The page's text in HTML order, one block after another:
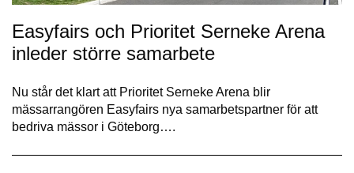
Easyfairs och Prioritet Serneke Arena
inleder större samarbete
Nu står det klart att Prioritet Serneke Arena blir
mässarrangören Easyfairs nya samarbetspartner för att
bedriva mässor i Göteborg….